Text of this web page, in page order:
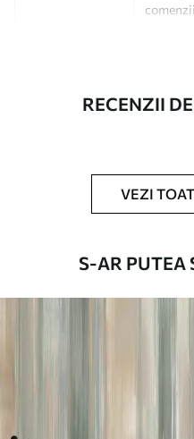
articolului
Tipărit
până la
suplimentare
pentru
RECENZII
VEZI
S-AR PUTEA